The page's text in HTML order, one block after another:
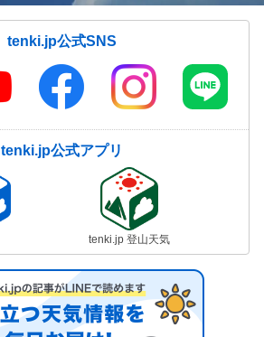
tenki.jp公式SNS
tenki.jp公式アプリ
tenki.jp 登山天気